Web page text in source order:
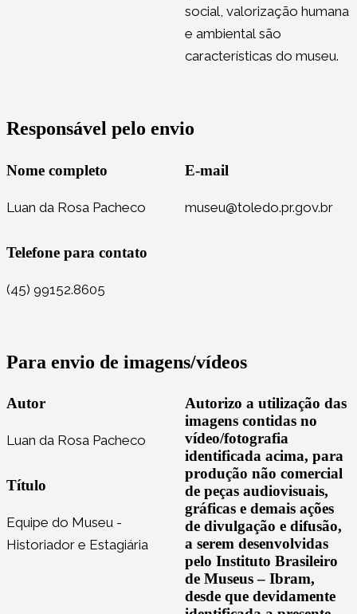
social, valorização humana
e ambiental são
características do museu.
Responsável pelo envio
Nome completo
Luan da Rosa Pacheco
Telefone para contato
(45) 99152.8605
E-mail
museu@toledo.pr.gov.br
Para envio de imagens/vídeos
Autor
Luan da Rosa Pacheco
Título
Equipe do Museu -
Historiador e Estagiária
Autorizo a utilização das
imagens contidas no
vídeo/fotografia
identificada acima, para
produção não comercial
de peças audiovisuais,
gráficas e demais ações
de divulgação e difusão,
a serem desenvolvidas
pelo Instituto Brasileiro
de Museus – Ibram,
desde que devidamente